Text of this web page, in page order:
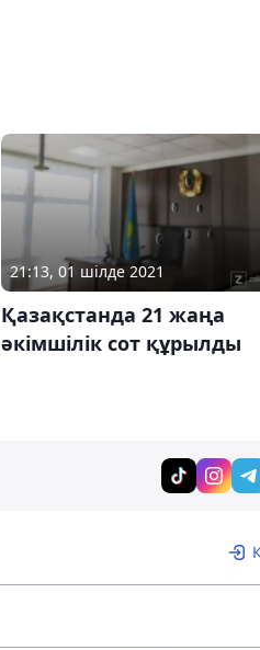
21:13, 01 шілде 2021
Қазақстанда 21 жаңа
әкімшілік сот құрылды